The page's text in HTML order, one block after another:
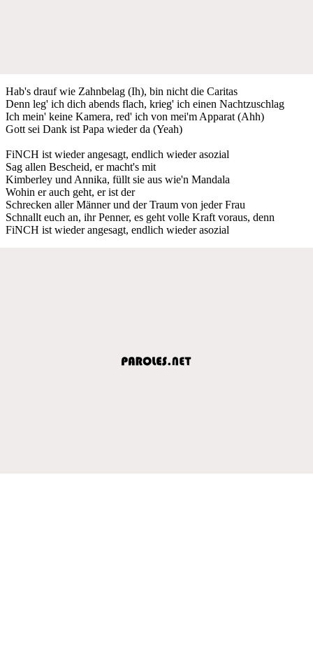
Hab's drauf wie Zahnbelag (Ih), bin nicht die Caritas
Denn leg' ich dich abends flach, krieg' ich einen Nachtzuschlag
Ich mein' keine Kamera, red' ich von mei'm Apparat (Ahh)
Gott sei Dank ist Papa wieder da (Yeah)
FiNCH ist wieder angesagt, endlich wieder asozial
Sag allen Bescheid, er macht's mit
Kimberley und Annika, füllt sie aus wie'n Mandala
Wohin er auch geht, er ist der
Schrecken aller Männer und der Traum von jeder Frau
Schnallt euch an, ihr Penner, es geht volle Kraft voraus, denn
FiNCH ist wieder angesagt, endlich wieder asozial